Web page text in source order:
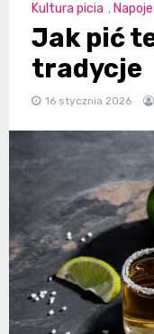
Kultura picia , Napoje
Jak pić
tradycje
16 stycznia 2026